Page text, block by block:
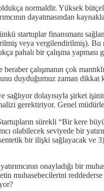
normaldir. Yüksek
dayatmasından
startuplar finansmanı
veya vergilendirilmiş). Bu
pahalı bir çalışma
beraber çalışmanın çok
duyduğumuz zaman dikkat
sağlıyor dolayısıyla şirket
gerektiriyor. Genel
sürekli “Bir kere
olabilecek seviyede bir
sentetik bir ilişki sağlayacak
onayladığı bir
muhasebecilerini